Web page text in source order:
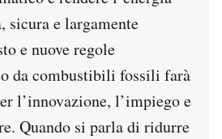
sicura e largamente
e nuove regole
da combustibili fossili farà
l’innovazione, l’impiego e
Quando si parla di ridurre